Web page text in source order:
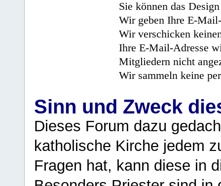
Sie können das
Wir geben Ihre E-
Wir verschicken
Ihre E-Mail-Adresse
Mitgliedern nicht
Wir sammeln keine
Sinn und Zweck
Dieses Forum dazu
katholische Kirche jedem
Fragen hat, kann diese in